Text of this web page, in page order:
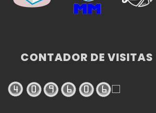
CONTADOR DE VISITAS